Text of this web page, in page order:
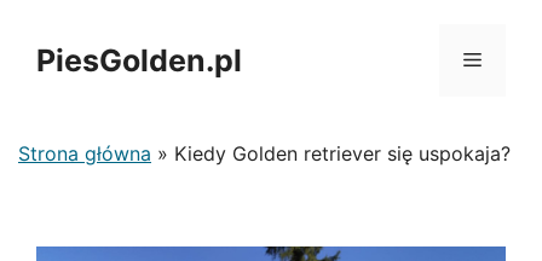
treściPiesGolden.pl MENU
Strona główna » Kiedy Golden retriever się uspokaja?